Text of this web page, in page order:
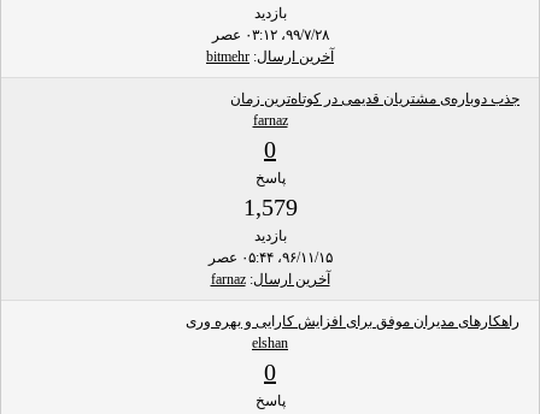
بازدید
۹۹/۷/۲۸، ۰۳:۱۲ عصر
آخرین ارسال:
bitmehr
جذب دوباره‌ی مشتریان قدیمی در کوتاه‌ترین زمان
farnaz
0
پاسخ
1,579
بازدید
۹۶/۱۱/۱۵، ۰۵:۴۴ عصر
آخرین ارسال:
farnaz
راهکارهای مدیران موفق برای افزایش کارایی و بهره وری
elshan
0
پاسخ